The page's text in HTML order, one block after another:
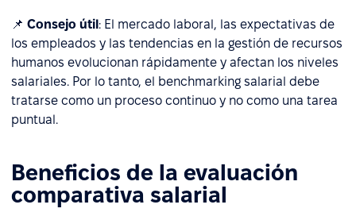
📌 Consejo útil: El mercado laboral, las expectativas de
los empleados y las tendencias en la gestión de recursos
humanos evolucionan rápidamente y afectan los niveles
salariales. Por lo tanto, el benchmarking salarial debe
tratarse como un proceso continuo y no como una tarea
puntual.
Beneficios de la evaluación
comparativa salarial